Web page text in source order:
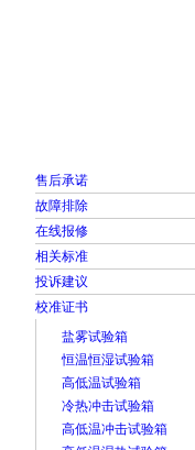
售后承诺
故障排除
在线报修
相关标准
投诉建议
校准证书
盐雾试验箱
恒温恒湿试验箱
高低温试验箱
冷热冲击试验箱
高低温冲击试验箱